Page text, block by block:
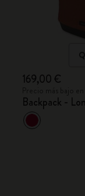
169,00 €
Backpack -